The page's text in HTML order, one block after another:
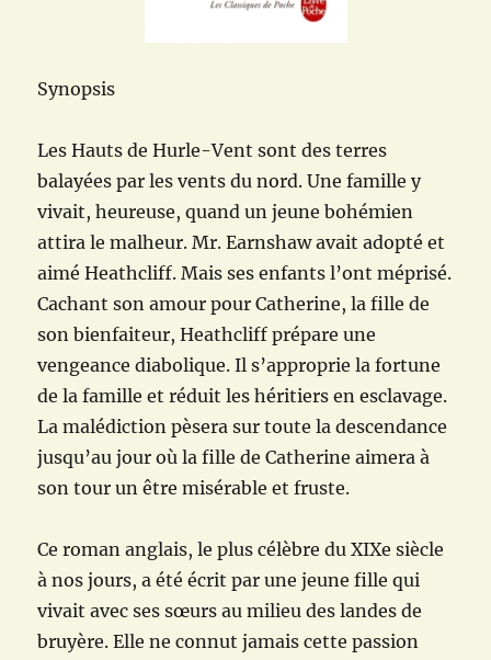
Synopsis
Les Hauts de Hurle-Vent sont des terres
balayées par les vents du nord. Une famille y
vivait, heureuse, quand un jeune bohémien
attira le malheur. Mr. Earnshaw avait adopté et
aimé Heathcliff. Mais ses enfants l’ont méprisé.
Cachant son amour pour Catherine, la fille de
son bienfaiteur, Heathcliff prépare une
vengeance diabolique. Il s’approprie la fortune
de la famille et réduit les héritiers en esclavage.
La malédiction pèsera sur toute la descendance
jusqu’au jour où la fille de Catherine aimera à
son tour un être misérable et fruste.
Ce roman anglais, le plus célèbre du XIXe siècle
à nos jours, a été écrit par une jeune fille qui
vivait avec ses sœurs au milieu des landes de
bruyère. Elle ne connut jamais cette passion